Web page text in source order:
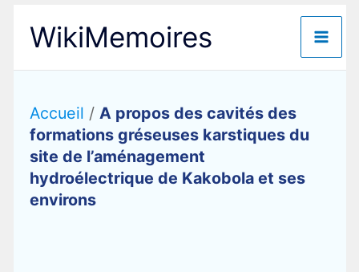
contenu
WikiMemoires
Accueil / A propos des cavités des
formations gréseuses karstiques du
site de l’aménagement
hydroélectrique de Kakobola et ses
environs